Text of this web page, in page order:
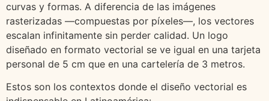
curvas y formas. A diferencia de las imágenes
rasterizadas —compuestas por píxeles—, los vectores
escalan infinitamente sin perder calidad. Un logo
diseñado en formato vectorial se ve igual en una tarjeta
personal de 5 cm que en una cartelería de 3 metros.
Estos son los contextos donde el diseño vectorial es